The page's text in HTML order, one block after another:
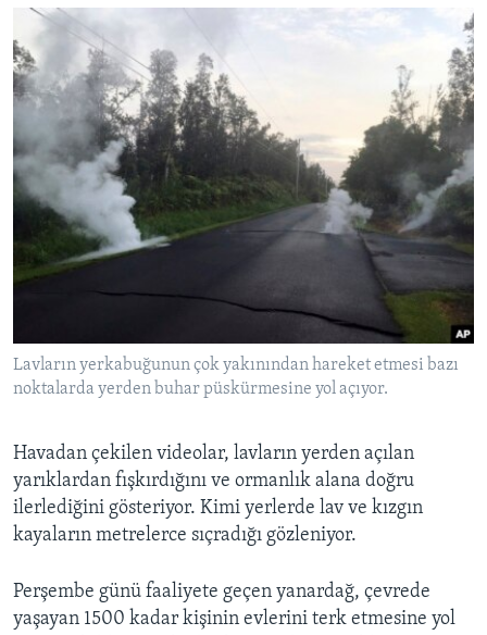
Lavların yerkabuğunun çok yakınından hareket etmesi bazı
noktalarda yerden buhar püskürmesine yol açıyor.
Havadan çekilen videolar, lavların yerden açılan
yarıklardan fışkırdığını ve ormanlık alana doğru
ilerlediğini gösteriyor. Kimi yerlerde lav ve kızgın
kayaların metrelerce sıçradığı gözleniyor.
Perşembe günü faaliyete geçen yanardağ, çevrede
yaşayan 1500 kadar kişinin evlerini terk etmesine yol